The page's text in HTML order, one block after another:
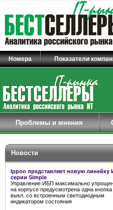
Номера Показатели
Проблемы и мнения
Новости
Ippon представляет новую линейку
серии Simple
Управление ИБП максимально
на корпусе предусмотрена одна кнопка
выкл. со встроенным светодиодным
индикатором состояния